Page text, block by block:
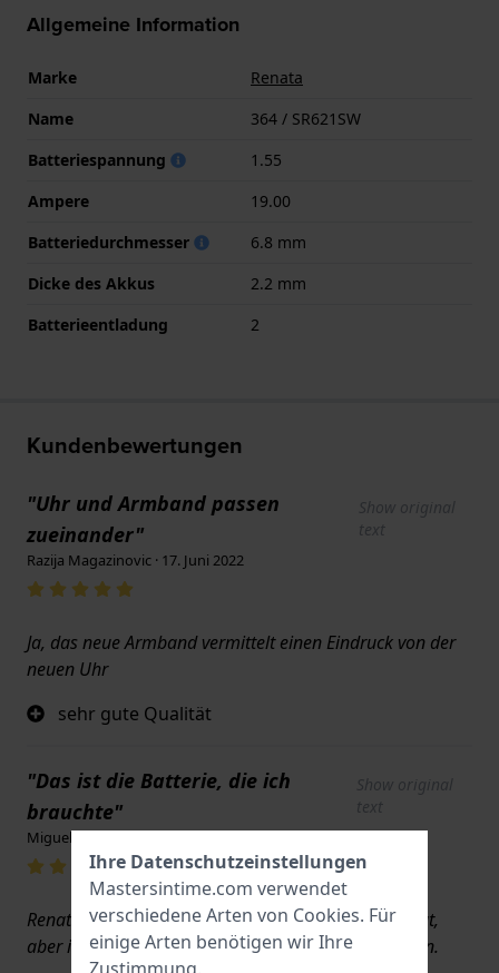
Allgemeine Information
Marke
Renata
Name
364 / SR621SW
Batteriespannung
1.55
Ampere
19.00
Batteriedurchmesser
6.8 mm
Dicke des Akkus
2.2 mm
Batterieentladung
2
Kundenbewertungen
"Uhr und Armband passen
zueinander"
Show original
text
Razija Magazinovic · 17. Juni 2022
Ja, das neue Armband vermittelt einen Eindruck von der
neuen Uhr
sehr gute Qualität
"Das ist die Batterie, die ich
brauchte"
Show original
text
Miguel · 17. Juni 2022
Renata-Knopfzellenbatterien sind von hoher Qualität,
aber in der Regel nur schwer in Geschäften zu finden.
Ihre Datenschutzeinstellungen
Mastersintime.com verwendet
verschiedene Arten von Cookies. Für
einige Arten benötigen wir Ihre
Zustimmung.